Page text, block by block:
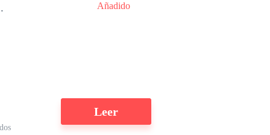
Añadido
Leer